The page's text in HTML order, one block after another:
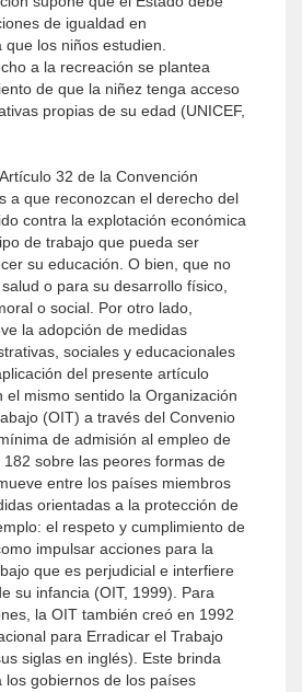
de igualdad en
los niños estudien.
a la recreación se plantea
de que la niñez tenga acceso
propias de su edad (UNICEF,
32 de la Convención
a que reconozcan el derecho del
contra la explotación económica
de trabajo que pueda ser
su educación. O bien, que no
o para su desarrollo físico,
o social. Por otro lado,
la adopción de medidas
sociales y educacionales
del presente artículo
el mismo sentido la Organización
(OIT) a través del Convenio
de admisión al empleo de
sobre las peores formas de
entre los países miembros
orientadas a la protección de
el respeto y cumplimiento de
impulsar acciones para la
que es perjudicial e interfiere
su infancia (OIT, 1999). Para
la OIT también creó en 1992
para Erradicar el Trabajo
siglas en inglés). Este brinda
los gobiernos de los países